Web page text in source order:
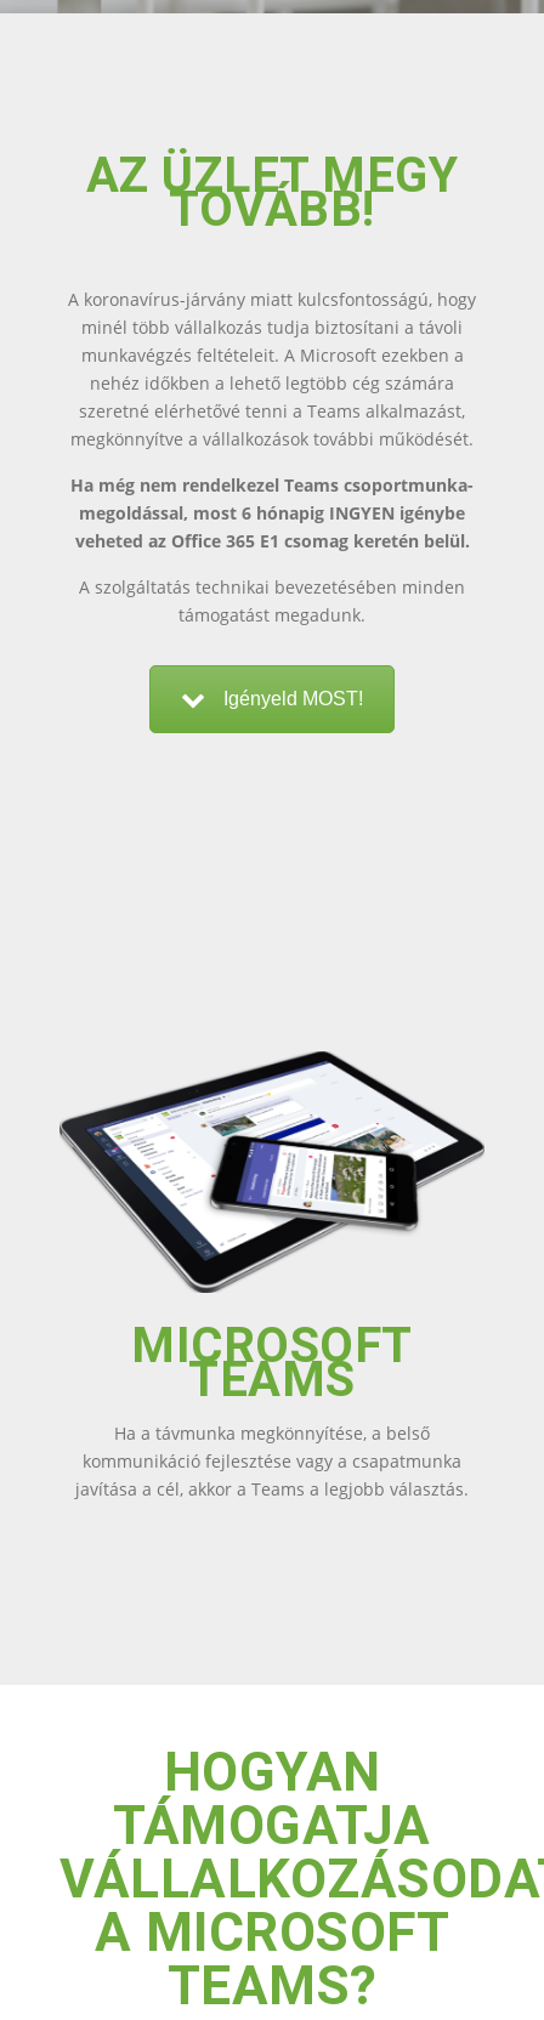
AZ ÜZLET MEGY
TOVÁBB!
A koronavírus-járvány miatt kulcsfontosságú, hogy
minél több vállalkozás tudja biztosítani a távoli
munkavégzés feltételeit. A Microsoft ezekben a
nehéz időkben a lehető legtöbb cég számára
szeretné elérhetővé tenni a Teams alkalmazást,
megkönnyítve a vállalkozások további működését.
Ha még nem rendelkezel Teams csoportmunka-
megoldással, most 6 hónapig INGYEN igénybe
veheted az Office 365 E1 csomag keretén belül.
A szolgáltatás technikai bevezetésében minden
támogatást megadunk.
Igényeld MOST!
MICROSOFT
TEAMS
Ha a távmunka megkönnyítése, a belső
kommunikáció fejlesztése vagy a csapatmunka
javítása a cél, akkor a Teams a legjobb választás.
HOGYAN
TÁMOGATJA
A MICROSOFT
TEAMS?